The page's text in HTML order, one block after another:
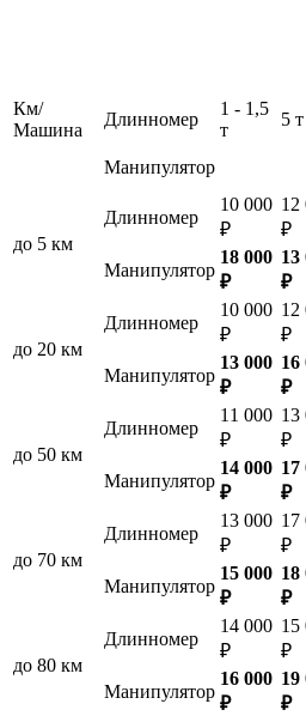
Км/
Машина
Длинномер
1 - 1,5
т
5 т
Манипулятор
до 5 км
Длинномер
10 000
₽
12
₽
Манипулятор
18 000
₽
13
₽
до 20 км
Длинномер
10 000
₽
12
₽
Манипулятор
13 000
₽
16
₽
до 50 км
Длинномер
11 000
₽
13
₽
Манипулятор
14 000
₽
17
₽
до 70 км
Длинномер
13 000
₽
17
₽
Манипулятор
15 000
₽
18
₽
до 80 км
Длинномер
14 000
₽
15
₽
Манипулятор
16 000
₽
19
₽